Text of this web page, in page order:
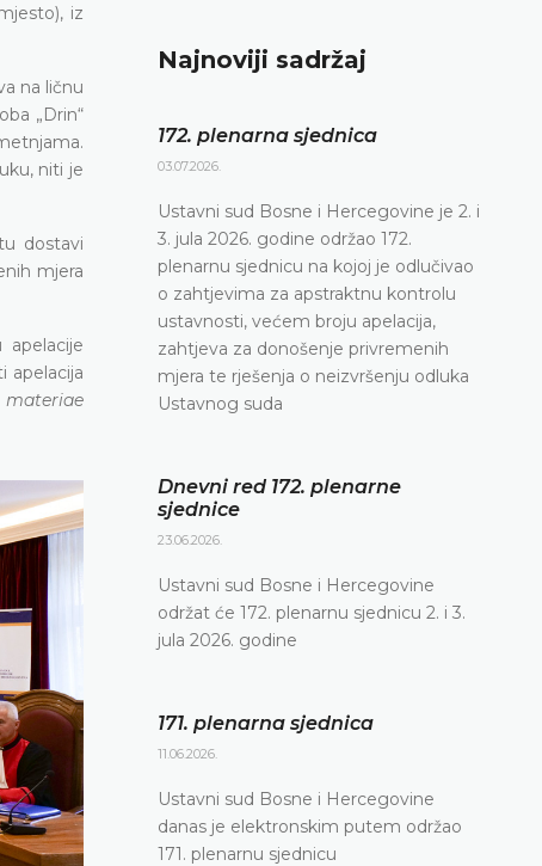
iz
na ličnu
„Drin“
niti je
dostavi
mjera
apelacija
materiae
Najnoviji sadržaj
172. plenarna sjednica
03.07.2026.
Ustavni sud Bosne i Hercegovine je 2. i
3. jula 2026. godine održao 172.
plenarnu sjednicu na kojoj je odlučivao
o zahtjevima za apstraktnu kontrolu
ustavnosti, većem broju apelacija,
zahtjeva za donošenje privremenih
mjera te rješenja o neizvršenju odluka
Ustavnog suda
Dnevni red 172. plenarne
sjednice
23.06.2026.
Ustavni sud Bosne i Hercegovine
održat će 172. plenarnu sjednicu 2. i 3.
jula 2026. godine
171. plenarna sjednica
11.06.2026.
Ustavni sud Bosne i Hercegovine
danas je elektronskim putem održao
171. plenarnu sjednicu